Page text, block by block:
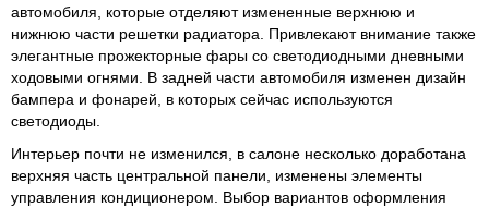
автомобиля, которые отделяют измененные верхнюю и
нижнюю части решетки радиатора. Привлекают внимание также
элегантные прожекторные фары со светодиодными дневными
ходовыми огнями. В задней части автомобиля изменен дизайн
бампера и фонарей, в которых сейчас используются
светодиоды.
Интерьер почти не изменился, в салоне несколько доработана
верхняя часть центральной панели, изменены элементы
управления кондиционером. Выбор вариантов оформления